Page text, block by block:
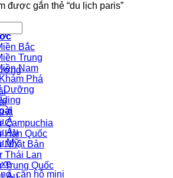
Bắc
Trung
Nam
Phá
Dưỡng
Á
Âu
Mỹ
căn hộ mini
được gắn thẻ “du lịch paris”
Á
Campuchia
Hàn Quốc
Nhật Bản
Thái Lan
Trung Quốc
Âu